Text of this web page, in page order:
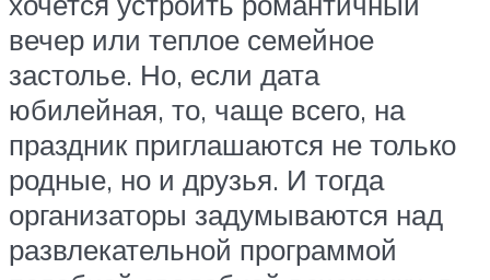
вечер или теплое семейное
застолье. Но, если дата
юбилейная, то, чаще всего, на
праздник приглашаются не только
родные, но и друзья. И тогда
организаторы задумываются над
развлекательной программой